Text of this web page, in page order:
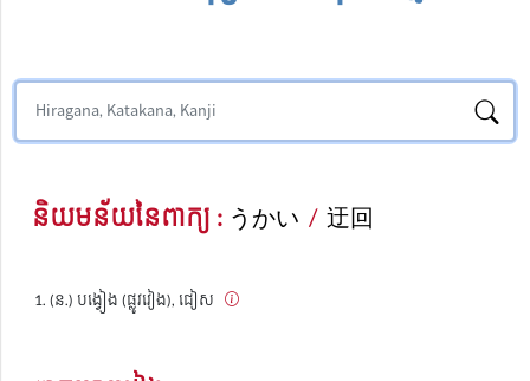
និយមន័យនៃពាក្យ : うかい / 迂回
(ន.) បង្វៀង (ផ្លូវវៀង), ជៀស